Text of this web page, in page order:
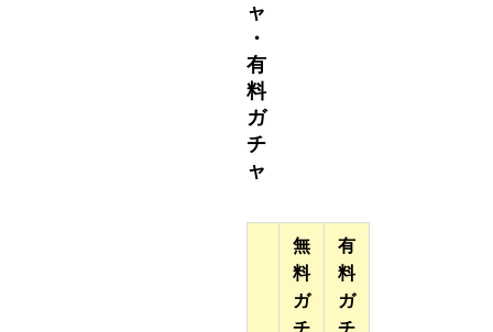
ャ
・
有
料
ガ
チ
ャ
無
料
ガ
有
料
ガ